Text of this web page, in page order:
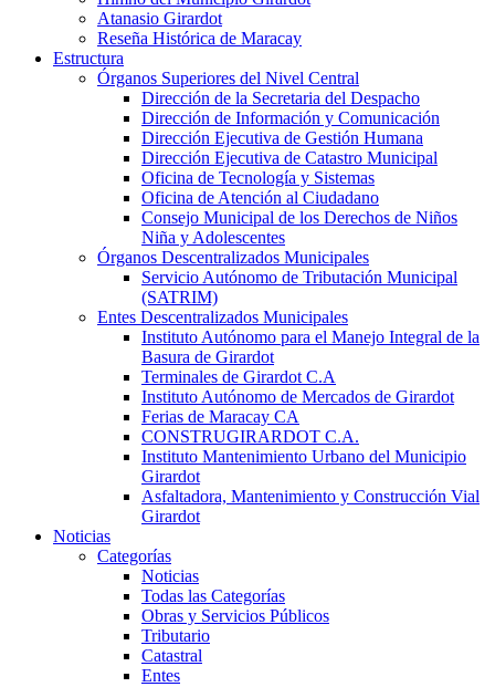
Atanasio Girardot
Reseña Histórica de Maracay
Estructura
Órganos Superiores del Nivel Central
Dirección de la Secretaria del Despacho
Dirección de Información y Comunicación
Dirección Ejecutiva de Gestión Humana
Dirección Ejecutiva de Catastro Municipal
Oficina de Tecnología y Sistemas
Oficina de Atención al Ciudadano
Consejo Municipal de los Derechos de Niños
Niña y Adolescentes
Órganos Descentralizados Municipales
Servicio Autónomo de Tributación Municipal
(SATRIM)
Entes Descentralizados Municipales
Instituto Autónomo para el Manejo Integral de la
Basura de Girardot
Terminales de Girardot C.A
Instituto Autónomo de Mercados de Girardot
Ferias de Maracay CA
CONSTRUGIRARDOT C.A.
Instituto Mantenimiento Urbano del Municipio
Girardot
Asfaltadora, Mantenimiento y Construcción Vial
Girardot
Noticias
Categorías
Noticias
Todas las Categorías
Obras y Servicios Públicos
Tributario
Catastral
Entes